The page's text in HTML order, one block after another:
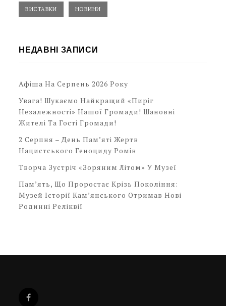
ВИСТАВКИ НОВИНИ
НЕДАВНІ ЗАПИСИ
Афіша На Серпень 2026 Року
Увага! Шукаємо Найкращий «Пиріг
Незалежності» Нашої Громади! Шановні
Жителі Та Гості Громади!
2 Серпня – День Пам’яті Жертв
Нацистського Геноциду Ромів
Творча Зустріч «Зоряним Літом» У Музеї
Пам’ять, Що Проростає Крізь Покоління:
Музей Історії Кам’янського Отримав Нові
Родинні Реліквії